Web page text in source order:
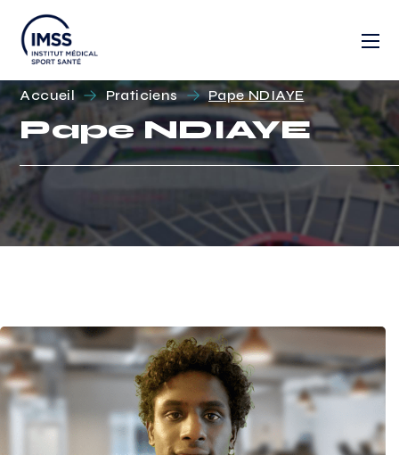
Accueil Praticiens Pape NDIAYE
Pape NDIAYE